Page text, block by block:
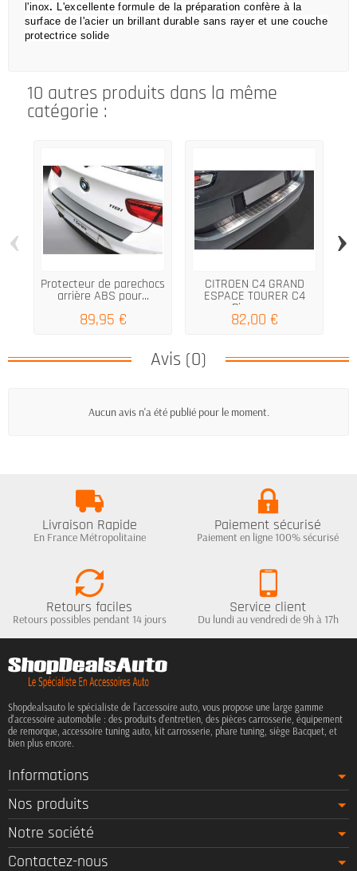
l'inox. L'excellente formule de la préparation confère à la
surface de l'acier un brillant durable sans rayer et une couche
protectrice solide
10 autres produits dans la même
catégorie :
Protecteur de parechocs
arrière ABS pour...
89,95 €
CITROEN C4 GRAND
ESPACE TOURER C4
Picasso...
82,00 €
‹ ›
Avis (0)
Aucun avis n'a été publié pour le moment.
Livraison Rapide
En France Métropolitaine
Paiement sécurisé
Paiement en ligne 100% sécurisé
Retours faciles
Retours possibles pendant 14 jours
Service client
Du lundi au vendredi de 9h à 17h
Shopdealsauto le spécialiste de l'accessoire auto, vous propose une large gamme
d'accessoire automobile : des produits d'entretien, des pièces carrosserie, équipement
de remorque, accessoire tuning auto, kit carrosserie, phare tuning, siège Bacquet, et
bien plus encore.
Informations
Nos produits
Notre société
Contactez-nous